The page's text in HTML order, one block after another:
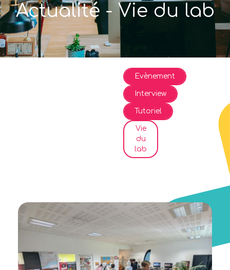
Actualité - Vie du lab
Evènement
Interview
Tutoriel
Vie
du
lab